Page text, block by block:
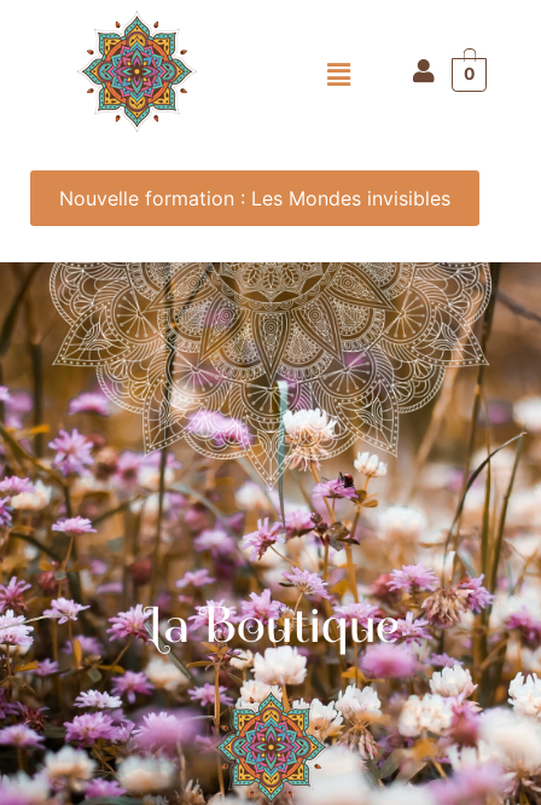
0
Nouvelle formation : Les Mondes invisibles
La Boutique